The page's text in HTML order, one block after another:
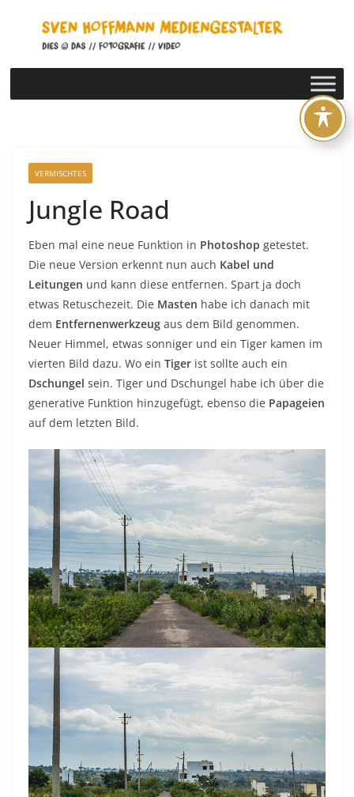
springen
VERMISCHTES
Jungle Road
Eben mal eine neue Funktion in Photoshop getestet.
Die neue Version erkennt nun auch Kabel und
Leitungen und kann diese entfernen. Spart ja doch
etwas Retuschezeit. Die Masten habe ich danach mit
dem Entfernenwerkzeug aus dem Bild genommen.
Neuer Himmel, etwas sonniger und ein Tiger kamen im
vierten Bild dazu. Wo ein Tiger ist sollte auch ein
Dschungel sein. Tiger und Dschungel habe ich über die
generative Funktion hinzugefügt, ebenso die Papageien
auf dem letzten Bild.